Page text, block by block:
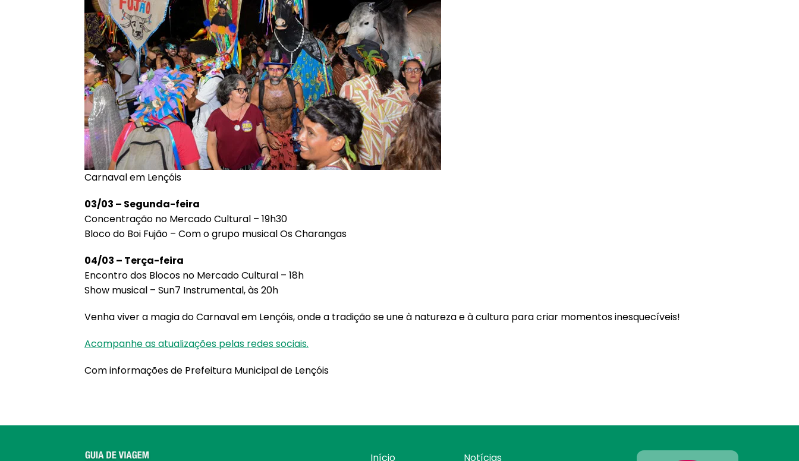
Carnaval em Lençóis
03/03 – Segunda-feira
Concentração no Mercado Cultural – 19h30
Bloco do Boi Fujão – Com o grupo musical Os Charangas
04/03 – Terça-feira
Encontro dos Blocos no Mercado Cultural – 18h
Show musical – Sun7 Instrumental, às 20h
Venha viver a magia do Carnaval em Lençóis, onde a tradição se une à natureza e à cultura para criar momentos inesquecíveis!
Acompanhe as atualizações pelas redes sociais.
Com informações de Prefeitura Municipal de Lençóis
Início Notícias